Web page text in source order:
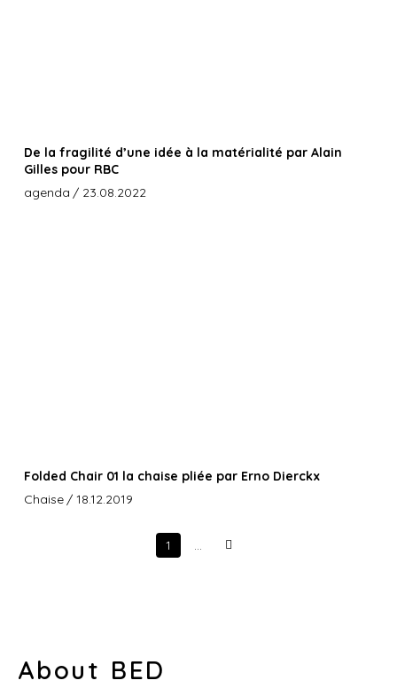
De la fragilité d’une idée à la matérialité par Alain
Gilles pour RBC
agenda / 23.08.2022
Folded Chair 01 la chaise pliée par Erno Dierckx
Chaise / 18.12.2019
1 … Next
About BED